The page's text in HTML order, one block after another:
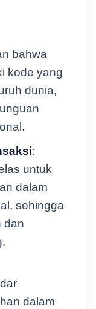
bahwa
kode yang
dunia,
:
untuk
dalam
sehingga
dan
dalam